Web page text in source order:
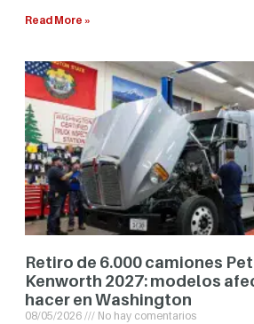
Read More »
Retiro de 6.000 camiones
Kenworth 2027: modelos
hacer en Washington
08/05/2026 No hay comentarios